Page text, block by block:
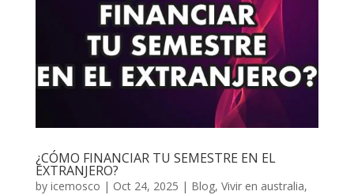
¿CÓMO FINANCIAR TU SEMESTRE EN EL
EXTRANJERO?
by icemosco | Oct 24, 2025 | Blog, Vivir en australia,